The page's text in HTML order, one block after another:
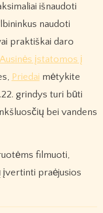
išnaudoti
naudoti
praktiškai daro
įstatomos į
Priedai mėtykite
grindys turi būti
bei vandens
filmuoti,
įvertinti praėjusios